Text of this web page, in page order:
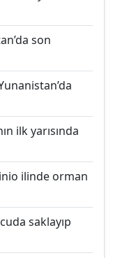
son
ilk yarısında
ilinde orman
saklayıp